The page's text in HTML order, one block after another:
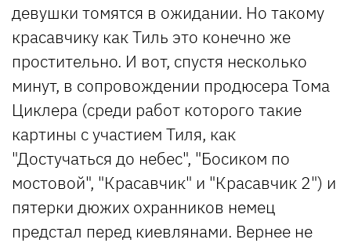
девушки томятся в ожидании. Но такому
красавчику как Тиль это конечно же
простительно. И вот, спустя несколько
минут, в сопровождении продюсера Тома
Циклера (среди работ которого такие
картины с участием Тиля, как
"Достучаться до небес", "Босиком по
мостовой", "Красавчик" и "Красавчик 2") и
пятерки дюжих охранников немец
предстал перед киевлянами. Вернее не